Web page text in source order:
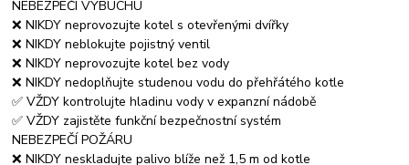
NEBEZPEČÍ VÝBUCHU
❌ NIKDY neprovozujte kotel s otevřenými dvířky
❌ NIKDY neblokujte pojistný ventil
❌ NIKDY neprovozujte kotel bez vody
❌ NIKDY nedoplňujte studenou vodu do přehřátého kotle
✅ VŽDY kontrolujte hladinu vody v expanzní nádobě
✅ VŽDY zajistěte funkční bezpečnostní systém
NEBEZPEČÍ POŽÁRU
❌ NIKDY neskladujte palivo blíže než 1,5 m od kotle